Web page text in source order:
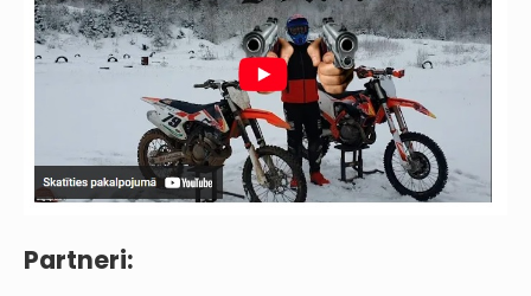
Partneri: